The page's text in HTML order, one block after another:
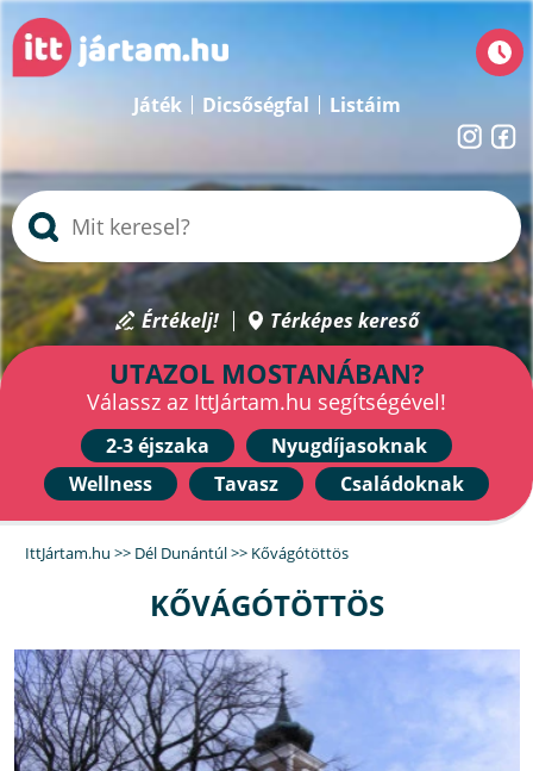
Játék Dicsőségfal Listáim
Értékelj! Térképes kereső
UTAZOL MOSTANÁBAN?
Válassz az IttJártam.hu segítségével!
2-3 éjszaka
Nyugdíjasoknak
Wellness
Tavasz Családoknak
IttJártam.hu >> Dél Dunántúl>> Kővágótöttös
KŐVÁGÓTÖTTÖS